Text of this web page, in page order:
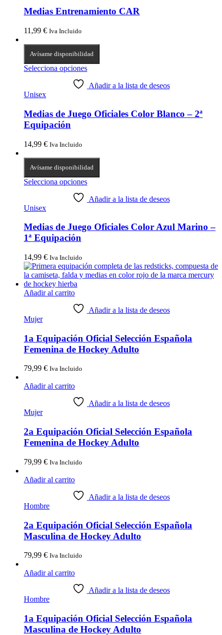
Medias Entrenamiento CAR
11,99 € Iva Incluido
Avísame disponibilidad
Selecciona opciones
Añadir a la lista de deseos
Unisex
Medias de Juego Oficiales Color Blanco – 2ª
Equipación
14,99 € Iva Incluido
Avísame disponibilidad
Selecciona opciones
Añadir a la lista de deseos
Unisex
Medias de Juego Oficiales Color Azul Marino –
1ª Equipación
14,99 € Iva Incluido
Añadir al carrito
Añadir a la lista de deseos
Mujer
1a Equipación Oficial Selección Española
Femenina de Hockey Adulto
79,99 € Iva Incluido
Añadir al carrito
Añadir a la lista de deseos
Mujer
2a Equipación Oficial Selección Española
Femenina de Hockey Adulto
79,99 € Iva Incluido
Añadir al carrito
Añadir a la lista de deseos
Hombre
2a Equipación Oficial Selección Española
Masculina de Hockey Adulto
79,99 € Iva Incluido
Añadir al carrito
Añadir a la lista de deseos
Hombre
1a Equipación Oficial Selección Española
Masculina de Hockey Adulto